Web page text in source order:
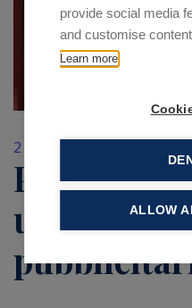
provide social media
and customise
Learn more
ALLOW
2 Aprile 2019
Pittarosso
una nuova